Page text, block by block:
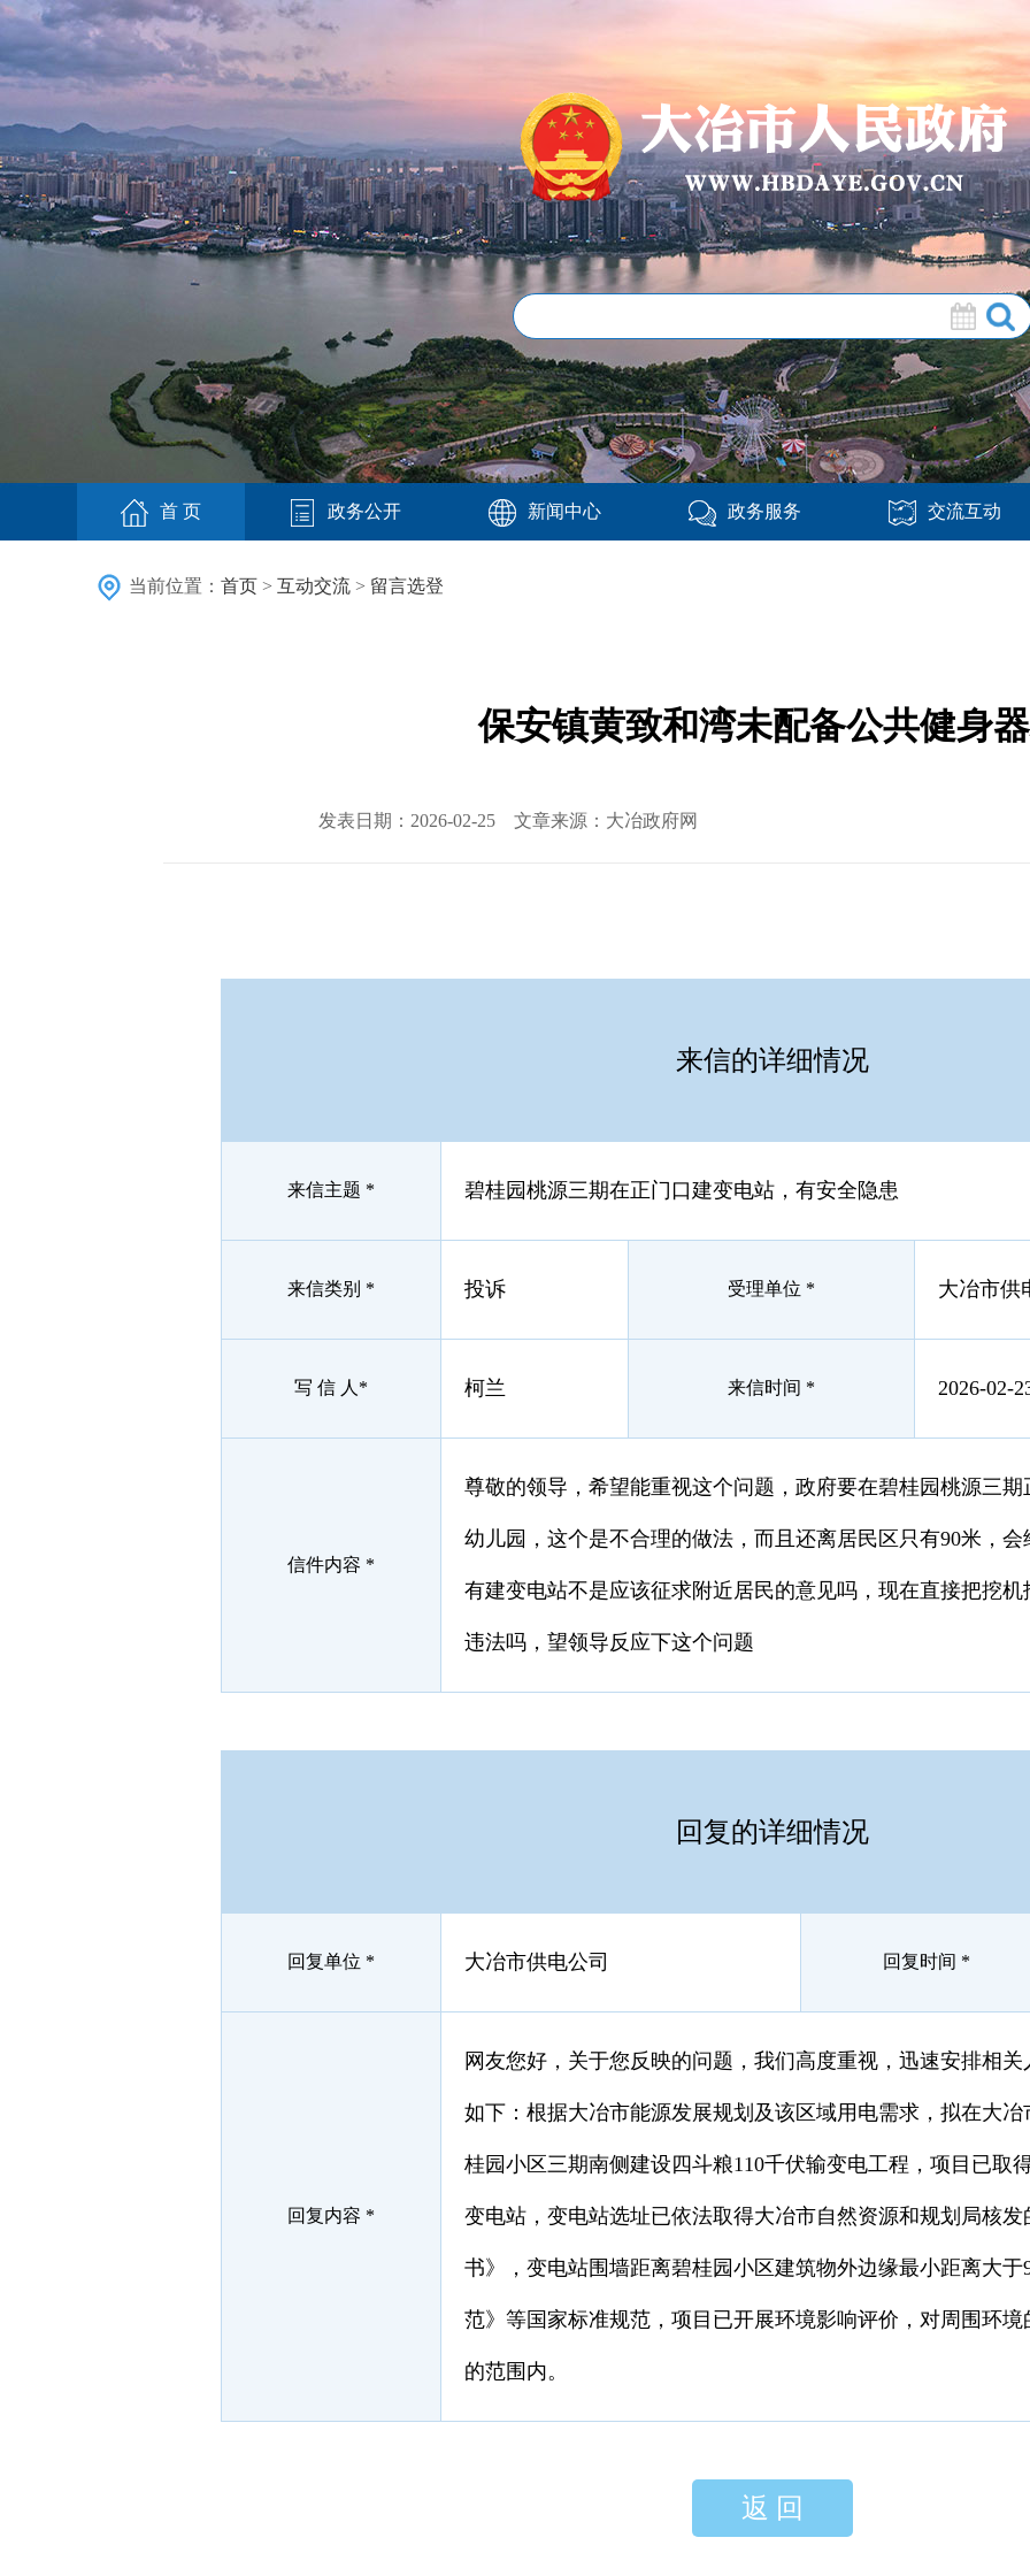
首 页 政务公开 新闻中心 政务服务 交流互动
当前位置： 首页 > 互动交流 > 留言选登
保安镇黄致和湾未配备公共健身
发表日期：2026-02-25 文章来源：大冶政府网
来信的详细情况
来信主题 * 碧桂园桃源三期在正门口建变电站，有安全隐患
来信类别 * 投诉 受理单位 * 大冶市供
写 信 人* 柯兰 来信时间 * 2026-02-
信件内容 *
尊敬的领导，希望能重视这个问题，政府要在碧桂园桃源三
幼儿园，这个是不合理的做法，而且还离居民区只有90米，
有建变电站不是应该征求附近居民的意见吗，现在直接把挖
违法吗，望领导反应下这个问题
回复的详细情况
回复单位 * 大冶市供电公司 回复时间 *
回复内容 *
网友您好，关于您反映的问题，我们高度重视，迅速安排相
如下：根据大冶市能源发展规划及该区域用电需求，拟在大
桂园小区三期南侧建设四斗粮110千伏输变电工程，项目已取
变电站，变电站选址已依法取得大冶市自然资源和规划局核
书》，变电站围墙距离碧桂园小区建筑物外边缘最小距离大
范》等国家标准规范，项目已开展环境影响评价，对周围环
的范围内。
返 回